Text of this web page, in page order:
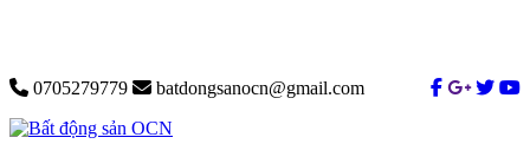
0705279779 batdongsanocn@gmail.com